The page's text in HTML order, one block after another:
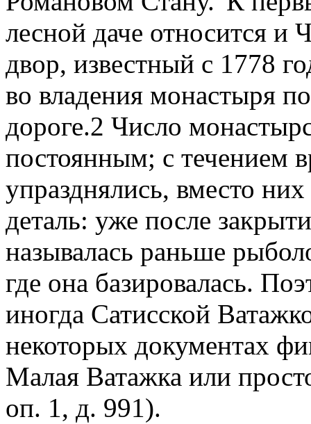
лесной даче относится и
двор, известный с 1778
во владения монастыря
дороге.2 Число
постоянным; с течением
упразднялись, вместо
деталь: уже после
называлась раньше
где она базировалась.
иногда Сатисской
некоторых документах
Малая Ватажка или
оп. 1, д. 991).